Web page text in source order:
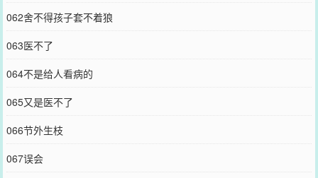
062舍不得孩子套不着狼
063医不了
064不是给人看病的
065又是医不了
066节外生枝
067误会